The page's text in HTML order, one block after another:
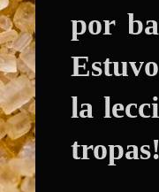
por
la
tropas!